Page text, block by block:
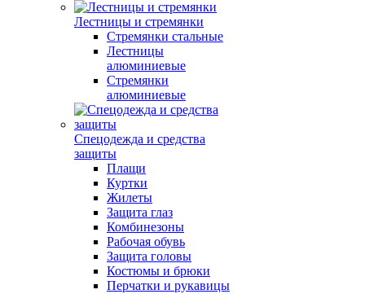
Лестницы и стремянки
Стремянки стальные
Лестницы
алюминиевые
Стремянки
алюминиевые
Спецодежда и средства
защиты
Плащи
Куртки
Жилеты
Защита глаз
Комбинезоны
Рабочая обувь
Защита головы
Костюмы и брюки
Перчатки и рукавицы